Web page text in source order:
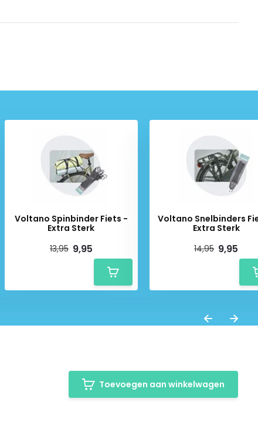
Voltano Spinbinder Fiets -
Extra Sterk
13,95 9,95
Voltano Snelbinders
Extra Sterk
14,95 9,95
Toevoegen aan winkelwagen